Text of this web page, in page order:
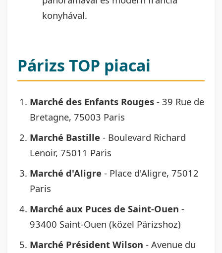
konyhával.
Párizs TOP piacai
Marché des Enfants Rouges - 39 Rue de
Bretagne, 75003 Paris
Marché Bastille - Boulevard Richard
Lenoir, 75011 Paris
Marché d'Aligre - Place d'Aligre, 75012
Paris
Marché aux Puces de Saint-Ouen -
93400 Saint-Ouen (közel Párizshoz)
Marché Président Wilson - Avenue du